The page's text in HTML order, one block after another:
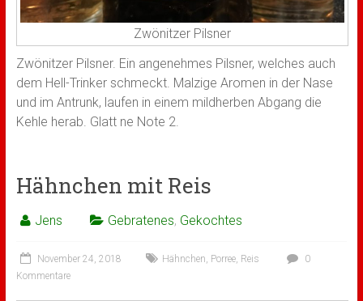
Zwönitzer Pilsner
Zwönitzer Pilsner. Ein angenehmes Pilsner, welches auch
dem Hell-Trinker schmeckt. Malzige Aromen in der Nase
und im Antrunk, laufen in einem mildherben Abgang die
Kehle herab. Glatt ne Note 2.
Hähnchen mit Reis
Jens Gebratenes, Gekochtes
November 24, 2018 Hähnchen Porree, Reis
0
Kommentare